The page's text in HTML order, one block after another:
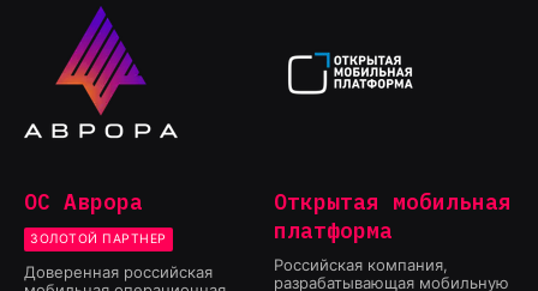
ОС Аврора
ЗОЛОТОЙ ПАРТНЕР
Доверенная российская
Открытая мобильная
платформа
Российская компания,
разрабатывающая мобильную